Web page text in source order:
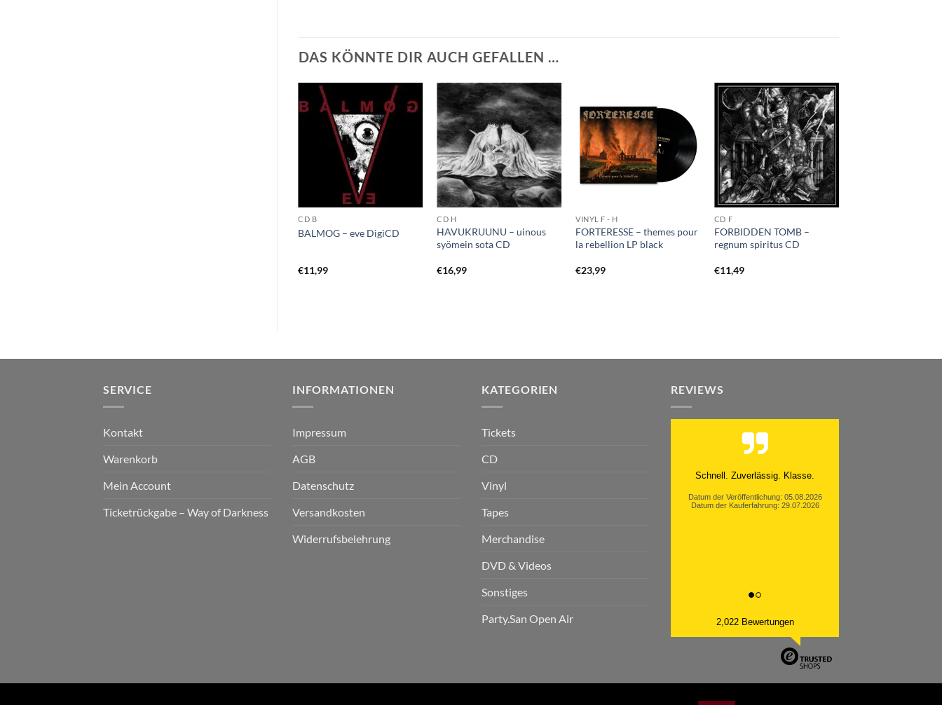
DAS KÖNNTE DIR AUCH GEFALLEN …
CD B
BALMOG – eve DigiCD
€11,99
CD H
HAVUKRUUNU – uinous
syömein sota CD
€16,99
VINYL F - H
FORTERESSE – themes pour
la rebellion LP black
€23,99
CD F
FORBIDDEN TOMB –
regnum spiritus CD
€11,49
SERVICE
Kontakt
Warenkorb
Mein Account
Ticketrückgabe – Way of Darkness
INFORMATIONEN
Impressum
AGB
Datenschutz
Versandkosten
Widerrufsbelehrung
KATEGORIEN
Tickets
CD
Vinyl
Tapes
Merchandise
DVD & Videos
Sonstiges
Party.San Open Air
REVIEWS
Moinsen, hat alles super geklappt.
Datum der Veröffentlichung: 05.08.2026
2,022 Bewertungen